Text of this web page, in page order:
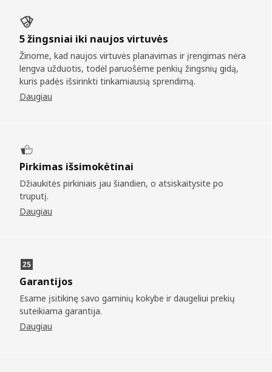
5 žingsniai iki naujos virtuvės
Žinome, kad naujos virtuvės planavimas ir įrengimas nėra
lengva užduotis, todėl paruošėme penkių žingsnių gidą,
kuris padės išsirinkti tinkamiausią sprendimą.
Daugiau
Pirkimas išsimokėtinai
Džiaukitės pirkiniais jau šiandien, o atsiskaitysite po
truputį.
Daugiau
Garantijos
Esame įsitikinę savo gaminių kokybe ir daugeliui prekių
suteikiama garantija.
Daugiau